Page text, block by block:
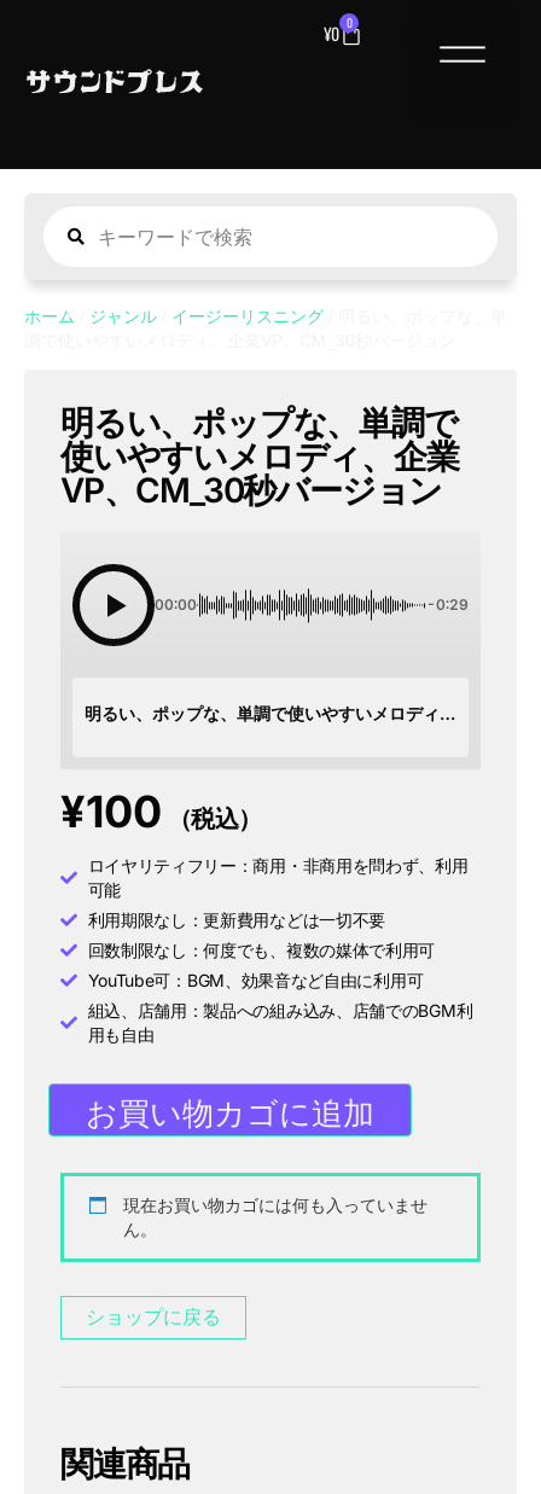
¥0 0
ホーム ジャンル イージーリスニング
明るい、ポップな、単調で
使いやすいメロディ、企業
VP、CM_30秒バージョン
00:00 -0:29
明るい、ポップな、単調で使いやすいメロディ、企業VP、CM_30秒バージョン
¥100 （税込）
ロイヤリティフリー：商用・非商用を問わず、利用
可能
利用期限なし：更新費用などは一切不要
回数制限なし：何度でも、複数の媒体で利用可
YouTube可：BGM、効果音など自由に利用可
組込、店舗用：製品への組み込み、店舗でのBGM利
用も自由
お買い物カゴに追加
現在お買い物カゴには何も入っていませ
ん。
ショップに戻る
関連商品